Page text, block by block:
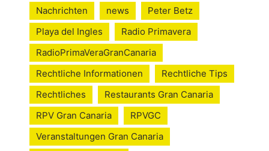
Nachrichten
news
Peter Betz
Playa del Ingles
Radio Primavera
RadioPrimaVeraGranCanaria
Rechtliche Informationen
Rechtliche Tips
Rechtliches
Restaurants Gran Canaria
RPV Gran Canaria
RPVGC
Veranstaltungen Gran Canaria